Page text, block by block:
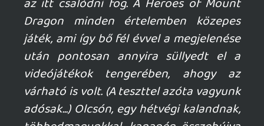
Kisebb gyereket írsz a tesztben, de
ránzésre a 7-14 éves korosztályt érheted
alatta. A világ ismerete amúgy mennyire
szükséges a játék történetének
megértéséhez?